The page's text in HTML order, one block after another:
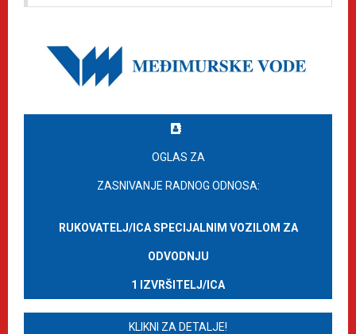
OGLAS ZA
ZASNIVANJE RADNOG ODNOSA:
RUKOVATELJ/ICA SPECIJALNIM VOZILOM ZA
ODVODNJU
1 IZVRŠITELJ/ICA
KLIKNI ZA DETALJE!